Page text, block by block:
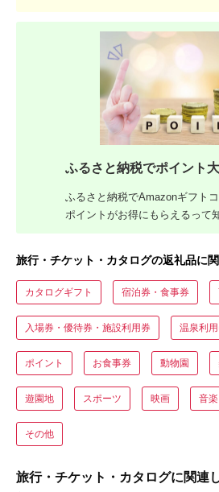
ふるさと納税でポイント
ふるさと納税でAmazonギフト
ポイントがお得にもらえるって
旅行・チケット・カタログの返礼品に
カタログギフト 宿泊券・食事券
入場券・優待券・施設利用券 温泉利
ポイント お食事券 動物園
遊園地 スポーツ 映画 音楽
その他
旅行・チケット・カタログに関連